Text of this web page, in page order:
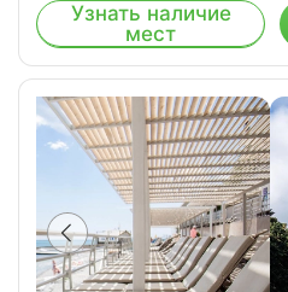
Узнать наличие
мест